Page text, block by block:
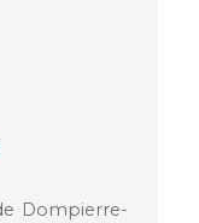
Dompierre-